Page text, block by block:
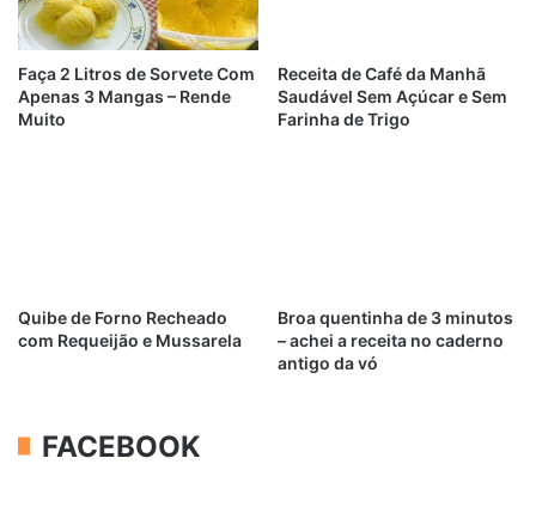
Faça 2 Litros de Sorvete Com
Apenas 3 Mangas – Rende
Muito
Receita de Café da Manhã
Saudável Sem Açúcar e Sem
Farinha de Trigo
Quibe de Forno Recheado
com Requeijão e Mussarela
Broa quentinha de 3 minutos
– achei a receita no caderno
antigo da vó
FACEBOOK